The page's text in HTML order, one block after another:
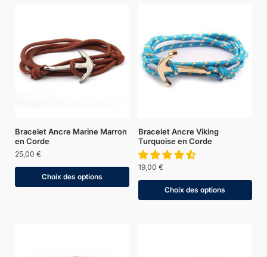
Bracelet Ancre Marine Marron
en Corde
25,00 €
Choix des options
Bracelet Ancre Viking
Turquoise en Corde
19,00 €
Choix des options